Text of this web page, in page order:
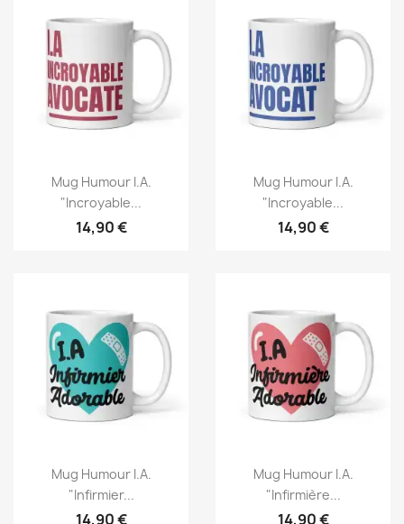
Mug Humour I.A.
"Incroyable...
14,90 €
Mug Humour I.A.
"Incroyable...
14,90 €
Mug Humour I.A.
"Infirmier...
14,90 €
Mug Humour I.A.
"Infirmière...
14,90 €